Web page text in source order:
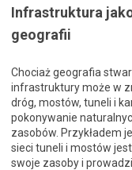
Infrastruktura
geografii
Chociaż geografia
infrastruktury może w
dróg, mostów, tuneli i
pokonywanie
zasobów. Przykładem
sieci tuneli i mostów
swoje zasoby i